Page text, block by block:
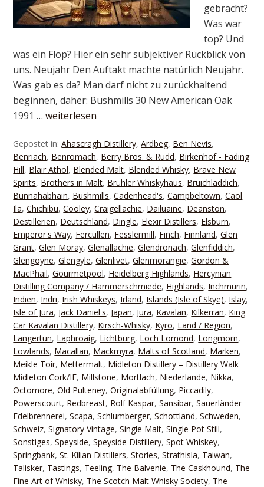
gebracht?
Was war
top? Und
was ein Flop? Hier ein sehr subjektiver Rückblick von
uns. Neujahr Den Auftakt machte natürlich Neujahr.
Was gab es da? Man darf nicht zu zurückhaltend
beginnen, daher: Bushmills 30 New American Oak
1991 …weiterlesen
Gepostet in:Ahascragh Distillery,Ardbeg, Ben Nevis,
Benriach, Benromach, Berry Bros. & Rudd, Birkenhof - Fading
Hill, Blair Athol, Blended Malt, Blended Whisky, Brave New
Spirits, Brothers in Malt, Brühler Whiskyhaus, Bruichladdich,
Bunnahabhain, Bushmills,Cadenhead's,Campbeltown,Caol
Ila,Chichibu,Cooley,Craigellachie, Dailuaine, Deanston,
Destillerien, Deutschland, Dingle, Elexir Distillers, Elsburn,
Emperor's Way, Fercullen, Fesslermill, Finch, Finnland,Glen
Grant,Glen Moray,Glenallachie,Glendronach,Glenfiddich,
Glengoyne,Glengyle,Glenlivet,Glenmorangie,Gordon &
MacPhail,Gourmetpool, Heidelberg Highlands, Hercynian
Distilling Company / Hammerschmiede, Highlands, Inchmurin,
Indien, Indri, Irish Whiskeys, Irland, Islands (Isle of Skye), Islay,
Isle of Jura, Jack Daniel's, Japan, Jura, Kavalan, Kilkerran, King
Car Kavalan Distillery, Kirsch-Whisky, Kyrö, Land / Region,
Langertun, Laphroaig, Lichtburg, Loch Lomond, Longmorn,
Lowlands, Macallan, Mackmyra, Malts of Scotland, Marken,
Meikle Toir, Mettermalt, Midleton Distillery – Distillery Walk
Midleton Cork/IE, Millstone, Mortlach, Niederlande, Nikka,
Octomore,Old Pulteney,Originalabfüllung, Piccadily,
Powerscourt, Redbreast, Rolf Kaspar,Sansibar,Sauerländer
Edelbrennerei,Scapa,Schlumberger,Schottland,Schweden,
Schweiz,Signatory Vintage,Single Malt,Single Pot Still,
Sonstiges,Speyside,Speyside Distillery,Spot Whiskey,
Springbank,St. Kilian Distillers,Stories,Strathisla, Taiwan,
Talisker, Tastings, Teeling, The Balvenie, The Caskhound, The
Fine Art of Whisky, The Scotch Malt Whisky Society, The